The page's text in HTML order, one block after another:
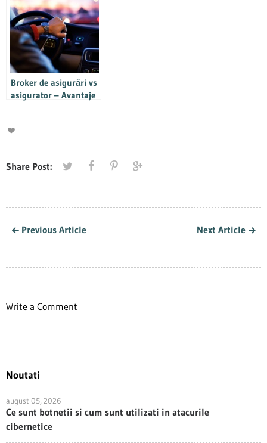
Groupului Londongate
Broker de asigurări vs
asigurator – Avantaje
RCA și CASCO
Share Post:
Previous Article Next Article
Write a Comment
Noutati
august 05, 2026
Ce sunt botnetii si cum sunt utilizati in atacurile
cibernetice